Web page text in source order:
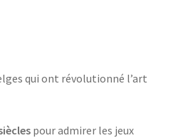
qui ont révolutionné l’art
pour admirer les jeux